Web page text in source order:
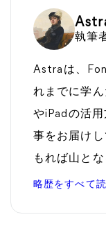
執筆
Astraは、
れまでに学
やiPadの活
事をお届け
もれば山とな
略歴をすべて